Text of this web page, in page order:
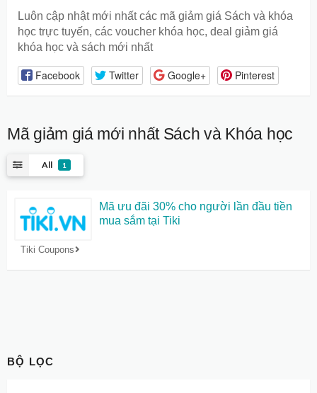
Luôn cập nhật mới nhất các mã giảm giá Sách và khóa
học trực tuyến, các voucher khóa học, deal giảm giá
khóa học và sách mới nhất
Facebook Twitter Google+ Pinterest
Mã giảm giá mới nhất Sách và Khóa học
All 1
Tiki Coupons
Mã ưu đãi 30% cho người lần đầu tiền
mua sắm tại Tiki
BỘ LỌC